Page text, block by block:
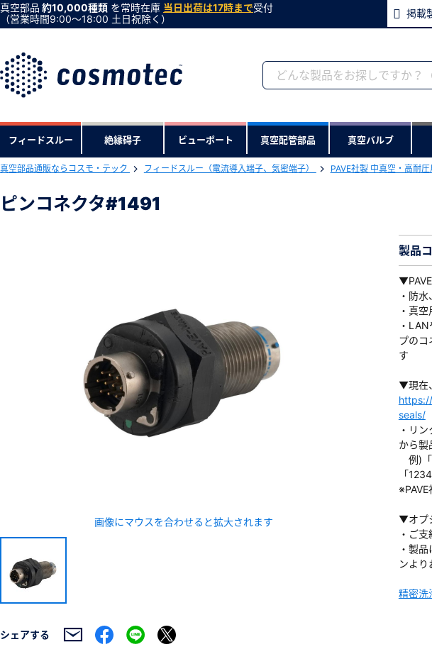
真空部品 約10,000種類 を常時在庫 当日出荷は17時まで受付
（営業時間9:00〜18:00 土日祝除く）
掲載
フィードスルー 絶縁碍子 ビューポート 真空配管部品 真空バルブ
真空部品通販ならコスモ・テック フィードスルー（電流導入端子、気密端子） PAVE社製 中真空・高耐
ピンコネクタ#1491
画像にマウスを合わせると拡大されます
シェアする
製品
・防
・真
・
プのコ
す
▼現在
seals/
・リ
から製
例)「
「
▼オプ
・ご
・製
ンより
精密洗
下記製品のRoHS2適合報告書のダウンロードをします。
会員登録がお済みでない方
会員登録をすれば、便利な機能がご利用いただけます。
※新規会員登録をお申し込み頂いてから本登録となるまで、数日間かかる場合があります。